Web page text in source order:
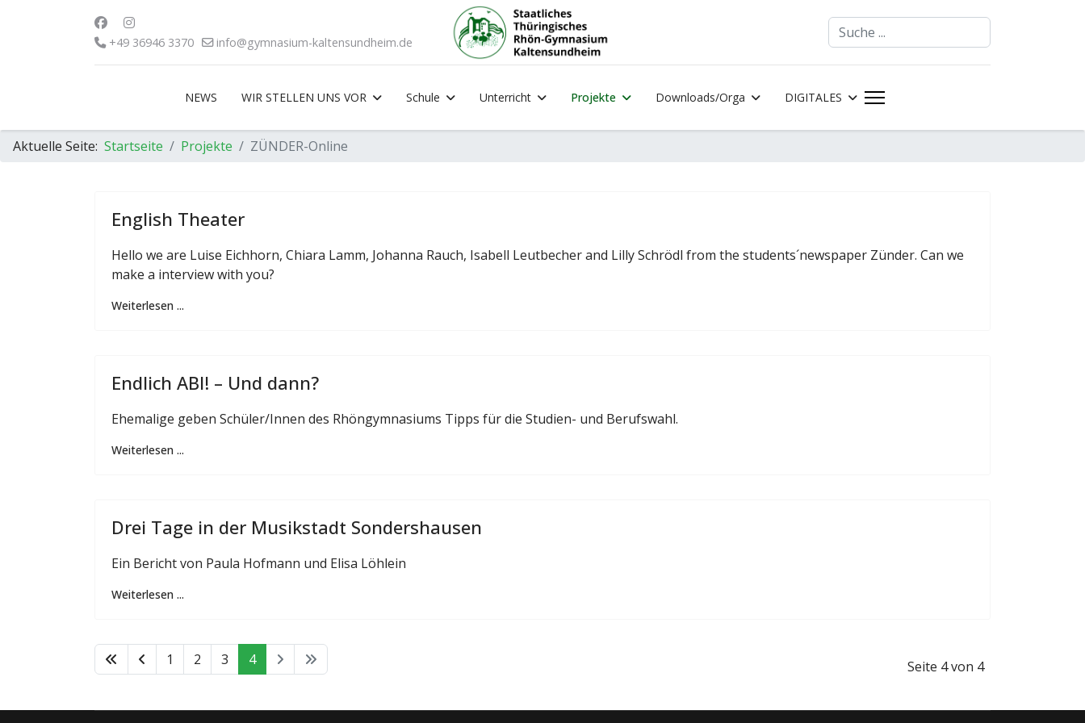
+49 36946 3370 info@gymnasium-kaltensundheim.de
Suchen
NEWS WIR STELLEN UNS VOR Schule Unterricht Projekte Downloads/Orga DIGITALES
Aktuelle Seite: Startseite Projekte ZÜNDER-Online
English Theater
Hello we are Luise Eichhorn, Chiara Lamm, Johanna Rauch, Isabell Leutbecher and Lilly Schrödl from the students´newspaper Zünder. Can we
make a interview with you?
Weiterlesen ...
Endlich ABI! – Und dann?
Ehemalige geben Schüler/Innen des Rhöngymnasiums Tipps für die Studien- und Berufswahl.
Weiterlesen ...
Drei Tage in der Musikstadt Sondershausen
Ein Bericht von Paula Hofmann und Elisa Löhlein
Weiterlesen ...
Seite 4 von 4
1 2 3 4